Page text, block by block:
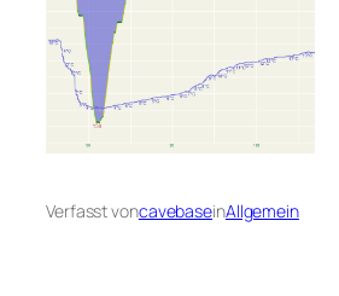
Verfasst voncavebaseinAllgemein